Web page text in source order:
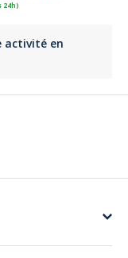
24h)
activité en